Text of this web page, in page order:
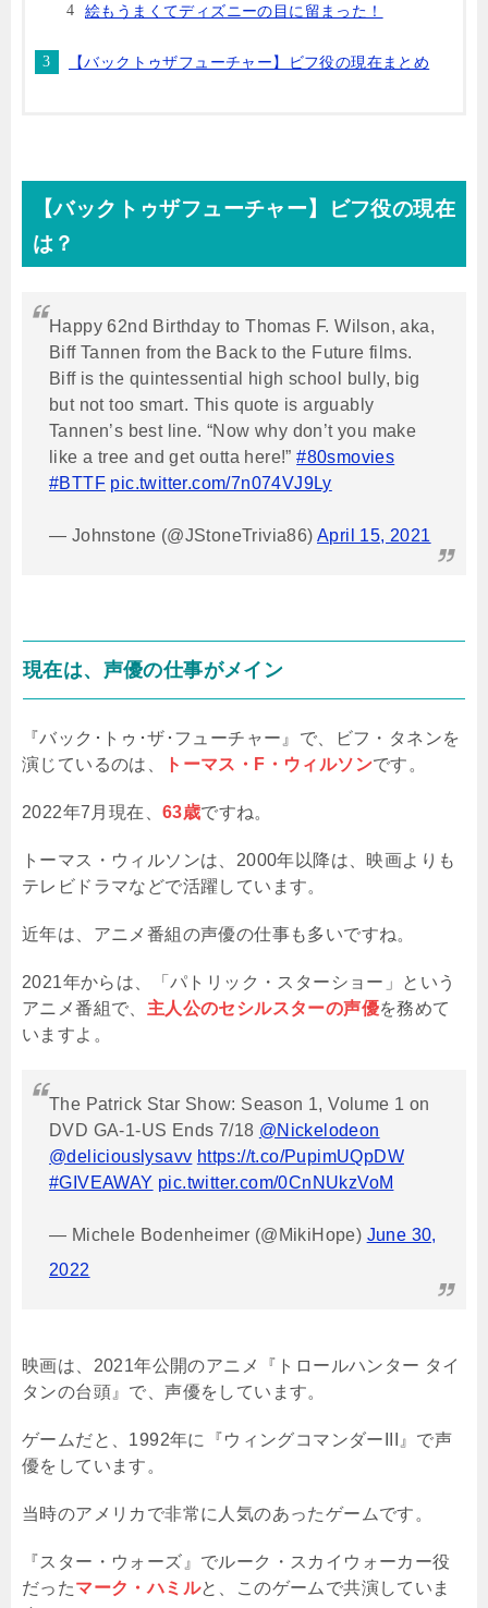
絵もうまくてディズニーの目に留まった！
【バックトゥザフューチャー】ビフ役の現在まとめ
【バックトゥザフューチャー】ビフ役の現在
は？
Happy 62nd Birthday to Thomas F. Wilson, aka,
Biff Tannen from the Back to the Future films.
Biff is the quintessential high school bully, big
but not too smart. This quote is arguably
Tannen’s best line. “Now why don’t you make
like a tree and get outta here!”#80smovies
#BTTF pic.twitter.com/7n074VJ9Ly
— Johnstone (@JStoneTrivia86) April 15, 2021
現在は、声優の仕事がメイン
『バック･トゥ･ザ･フューチャー』で、ビフ・タネンを
演じているのは、
トーマス・F・ウィルソンです。
2022年7月現在、 63歳ですね。
トーマス・ウィルソンは、2000年以降は、映画よりも
テレビドラマなどで活躍しています。
近年は、アニメ番組の声優の仕事も多いですね。
2021年からは、「パトリック・スターショー」という
アニメ番組で、 主人公のセシルスターの声優を務めて
いますよ。
The Patrick Star Show: Season 1, Volume 1 on
DVD GA-1-US Ends 7/18 @Nickelodeon
@deliciouslysavv https://t.co/PupimUQpDW
#GIVEAWAY pic.twitter.com/0CnNUkzVoM
— Michele Bodenheimer (@MikiHope) June 30,
2022
映画は、2021年公開のアニメ『トロールハンター タイ
タンの台頭』で、声優をしています。
ゲームだと、1992年に『ウィングコマンダーIII』で声
優をしています。
当時のアメリカで非常に人気のあったゲームです。
『スター・ウォーズ』でルーク・スカイウォーカー役
だったマーク・ハミルと、このゲームで共演していま